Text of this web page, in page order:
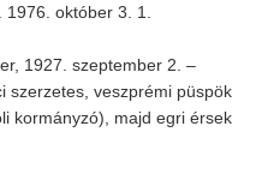
október 3. 1.
1927. szeptember 2. –
szerzetes, veszprémi püspök
kormányzó), majd egri érsek